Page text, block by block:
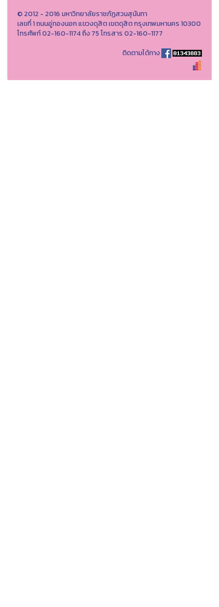
© 2012 - 2016 มหาวิทยาลัยราชภัฏสวนสุนันทา
เลขที่ 1 ถนนอู่ทองนอก แขวงดุสิต เขตดุสิต กรุงเทพมหานคร 10300
โทรศัพท์ 02-160-1174 ถึง 75 โทรสาร 02-160-1177
ติดตามได้ทาง